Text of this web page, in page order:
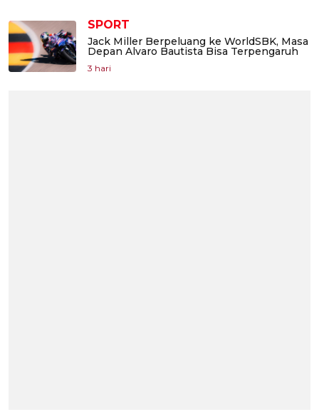
SPORT
Jack Miller Berpeluang ke WorldSBK, Masa
Depan Alvaro Bautista Bisa Terpengaruh
3 hari